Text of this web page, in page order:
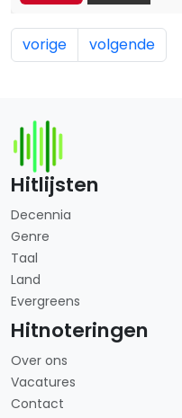
vorige volgende
Hitlijsten
Decennia
Genre
Taal
Land
Evergreens
Hitnoteringen
Over ons
Vacatures
Contact